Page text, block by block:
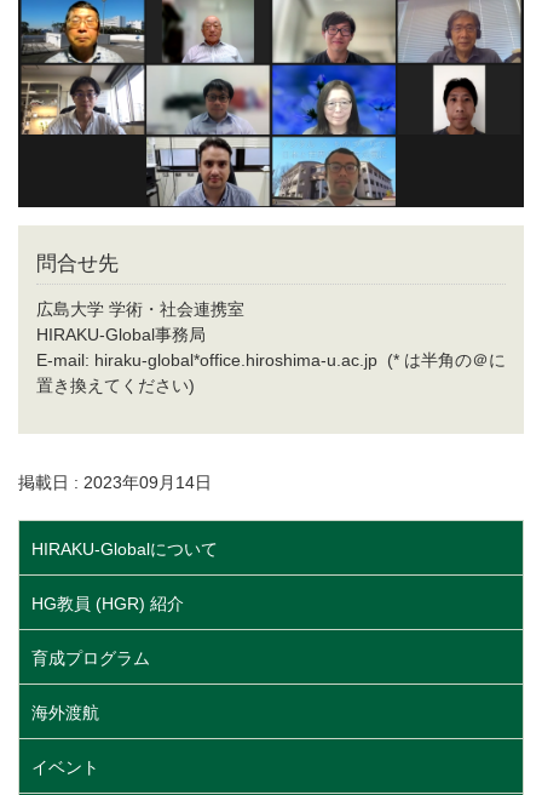
問合せ先
広島大学 学術・社会連携室
HIRAKU-Global事務局
E-mail: hiraku-global*office.hiroshima-u.ac.jp (* は半角の＠に
置き換えてください)
掲載日 : 2023年09月14日
HIRAKU-Globalについて
HG教員 (HGR) 紹介
育成プログラム
海外渡航
イベント